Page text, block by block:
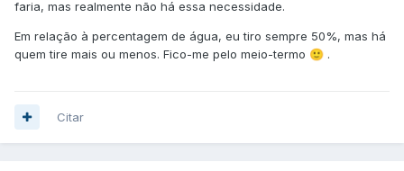
faria, mas realmente não há essa necessidade.
Em relação à percentagem de água, eu tiro sempre 50%, mas há
quem tire mais ou menos. Fico-me pelo meio-termo 🙂 .
Citar